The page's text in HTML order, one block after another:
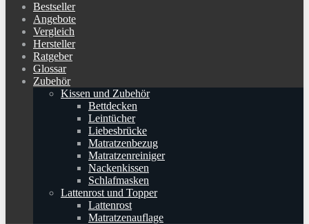
Bestseller
Angebote
Vergleich
Hersteller
Ratgeber
Glossar
Zubehör
Kissen und Zubehör
Bettdecken
Leintücher
Liebesbrücke
Matratzenbezug
Matratzenreiniger
Nackenkissen
Schlafmasken
Lattenrost und Topper
Lattenrost
Matratzenauflage